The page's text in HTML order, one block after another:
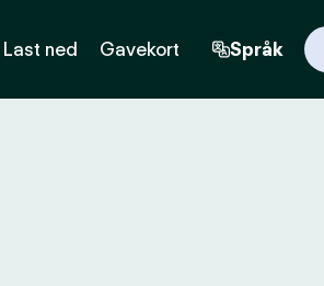
Last ned Gavekort Språk